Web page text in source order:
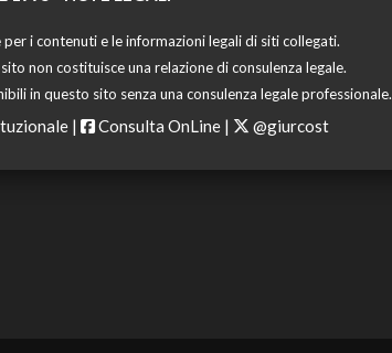
i contenuti e le informazioni legali di siti collegati.
non costituisce una relazione di consulenza legale.
in questo sito senza una consulenza legale professionale.
| Consulta OnLine | @giurcost